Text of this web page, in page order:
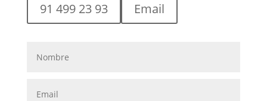
91 499 23 93 Email